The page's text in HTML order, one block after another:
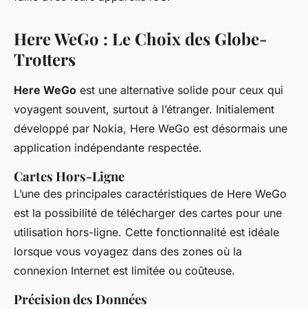
Here WeGo : Le Choix des Globe-
Trotters
Here WeGo est une alternative solide pour ceux qui
voyagent souvent, surtout à l’étranger. Initialement
développé par Nokia, Here WeGo est désormais une
application indépendante respectée.
Cartes Hors-Ligne
L’une des principales caractéristiques de Here WeGo
est la possibilité de télécharger des cartes pour une
utilisation hors-ligne. Cette fonctionnalité est idéale
lorsque vous voyagez dans des zones où la
connexion Internet est limitée ou coûteuse.
Précision des Données